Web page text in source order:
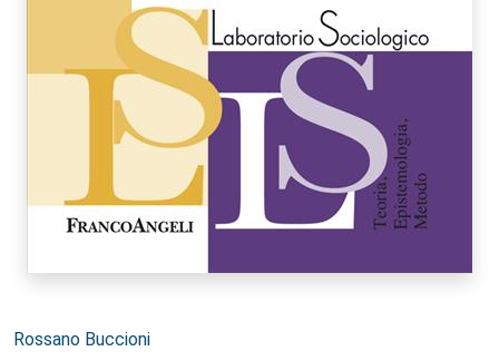
Autori:
Rossano Buccioni